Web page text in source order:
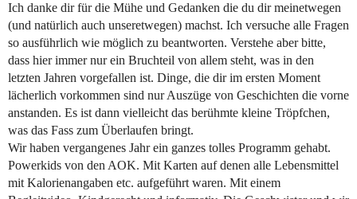
Ich danke dir für die Mühe und Gedanken die du dir meinetwegen
(und natürlich auch unseretwegen) machst. Ich versuche alle Fragen
so ausführlich wie möglich zu beantworten. Verstehe aber bitte,
dass hier immer nur ein Bruchteil von allem steht, was in den
letzten Jahren vorgefallen ist. Dinge, die dir im ersten Moment
lächerlich vorkommen sind nur Auszüge von Geschichten die vorne
anstanden. Es ist dann vielleicht das berühmte kleine Tröpfchen,
was das Fass zum Überlaufen bringt.
Wir haben vergangenes Jahr ein ganzes tolles Programm gehabt.
Powerkids von den AOK. Mit Karten auf denen alle Lebensmittel
mit Kalorienangaben etc. aufgeführt waren. Mit einem